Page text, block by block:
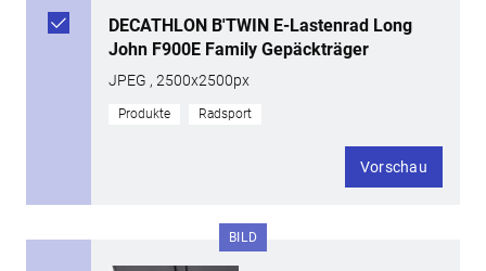
DECATHLON B'TWIN E-Lastenrad Long
John F900E Family Gepäckträger
JPEG , 2500x2500px
Produkte Radsport
Vorschau
BILD